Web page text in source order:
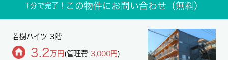
1分で完了！ この物件にお問い合わせ（無料）
若樹ハイツ 3階
3.2 万円 (管理費 3,000円)